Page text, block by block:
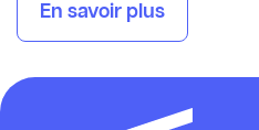
En savoir plus